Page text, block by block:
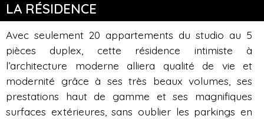
LA RÉSIDENCE
Avec seulement 20 appartements du studio au 5
pièces duplex, cette résidence intimiste à
l’architecture moderne alliera qualité de vie et
modernité grâce à ses très beaux volumes, ses
prestations haut de gamme et ses magnifiques
surfaces extérieures, sans oublier les parkings en